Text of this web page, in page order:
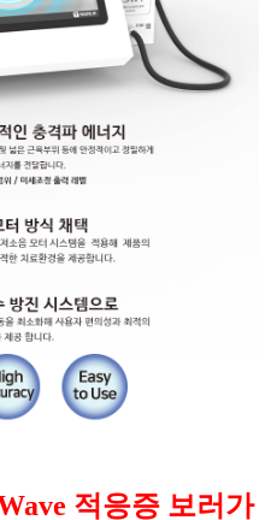
적응증 보러가